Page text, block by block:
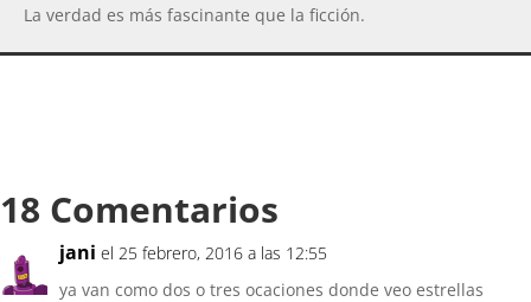
La verdad es más fascinante que la ficción.
18 Comentarios
jani el 25 febrero, 2016 a las 12:55
ya van como dos o tres ocaciones donde veo estrellas